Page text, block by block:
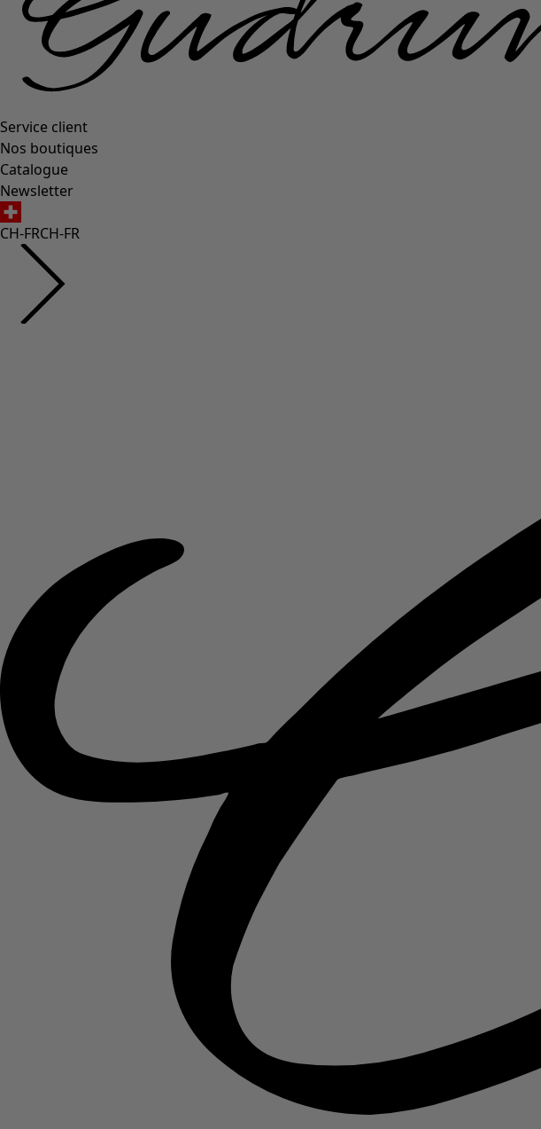
Service client
Nos boutiques
Catalogue
Newsletter
CH-FRCH-FR